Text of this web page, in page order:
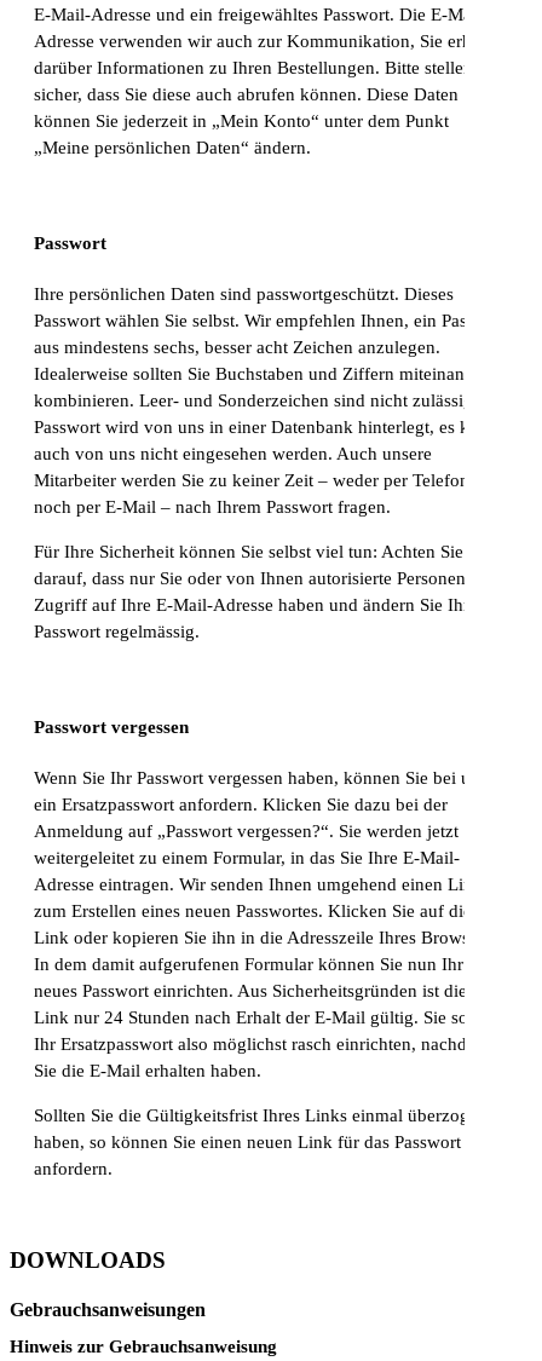
E-Mail-Adresse und ein freigewähltes Passwort. Die E-Mail-
Adresse verwenden wir auch zur Kommunikation, Sie erhalten
darüber Informationen zu Ihren Bestellungen. Bitte stellen Sie
sicher, dass Sie diese auch abrufen können. Diese Daten
können Sie jederzeit in „Mein Konto“ unter dem Punkt
„Meine persönlichen Daten“ ändern.
Passwort
Ihre persönlichen Daten sind passwortgeschützt. Dieses
Passwort wählen Sie selbst. Wir empfehlen Ihnen, ein Passwort
aus mindestens sechs, besser acht Zeichen anzulegen.
Idealerweise sollten Sie Buchstaben und Ziffern miteinander
kombinieren. Leer- und Sonderzeichen sind nicht zulässig. Ihr
Passwort wird von uns in einer Datenbank hinterlegt, es kann
auch von uns nicht eingesehen werden. Auch unsere
Mitarbeiter werden Sie zu keiner Zeit – weder per Telefon
noch per E-Mail – nach Ihrem Passwort fragen.
Für Ihre Sicherheit können Sie selbst viel tun: Achten Sie
darauf, dass nur Sie oder von Ihnen autorisierte Personen
Zugriff auf Ihre E-Mail-Adresse haben und ändern Sie Ihr
Passwort regelmässig.
Passwort vergessen
Wenn Sie Ihr Passwort vergessen haben, können Sie bei uns
ein Ersatzpasswort anfordern. Klicken Sie dazu bei der
Anmeldung auf „Passwort vergessen?“. Sie werden jetzt
weitergeleitet zu einem Formular, in das Sie Ihre E-Mail-
Adresse eintragen. Wir senden Ihnen umgehend einen Link
zum Erstellen eines neuen Passwortes. Klicken Sie auf diesen
Link oder kopieren Sie ihn in die Adresszeile Ihres Browsers.
In dem damit aufgerufenen Formular können Sie nun Ihr
neues Passwort einrichten. Aus Sicherheitsgründen ist dieser
Link nur 24 Stunden nach Erhalt der E-Mail gültig. Sie sollten
Ihr Ersatzpasswort also möglichst rasch einrichten, nachdem
Sie die E-Mail erhalten haben.
Sollten Sie die Gültigkeitsfrist Ihres Links einmal überzogen
haben, so können Sie einen neuen Link für das Passwort
anfordern.
DOWNLOADS
Gebrauchsanweisungen
Hinweis zur Gebrauchsanweisung